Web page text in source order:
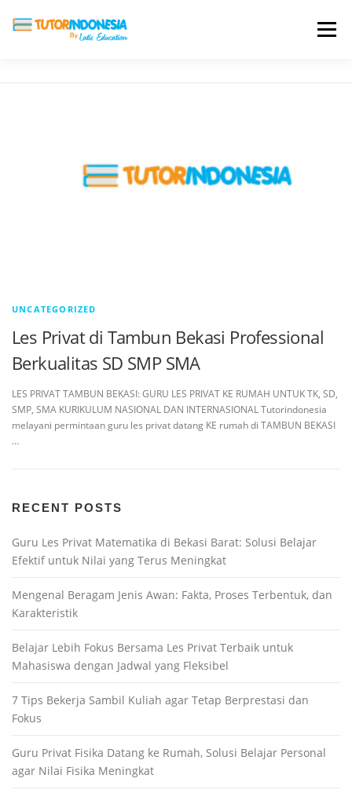
Menu
UNCATEGORIZED
Les Privat di Tambun Bekasi Professional
Berkualitas SD SMP SMA
LES PRIVAT TAMBUN BEKASI: GURU LES PRIVAT KE RUMAH UNTUK TK, SD,
SMP, SMA KURIKULUM NASIONAL DAN INTERNASIONAL Tutorindonesia
melayani permintaan guru les privat datang KE rumah di TAMBUN BEKASI
…
RECENT POSTS
Guru Les Privat Matematika di Bekasi Barat: Solusi Belajar
Efektif untuk Nilai yang Terus Meningkat
Mengenal Beragam Jenis Awan: Fakta, Proses Terbentuk, dan
Karakteristik
Belajar Lebih Fokus Bersama Les Privat Terbaik untuk
Mahasiswa dengan Jadwal yang Fleksibel
7 Tips Bekerja Sambil Kuliah agar Tetap Berprestasi dan
Fokus
Guru Privat Fisika Datang ke Rumah, Solusi Belajar Personal
agar Nilai Fisika Meningkat